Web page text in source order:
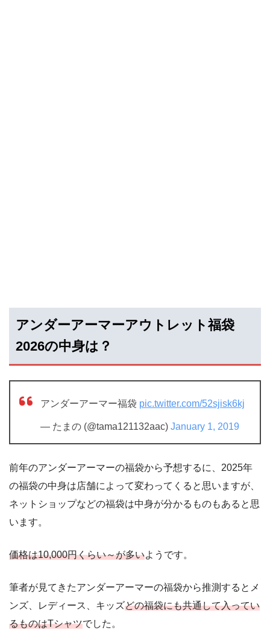
アンダーアーマーアウトレット福袋
2026の中身は？
アンダーアーマー福袋 pic.twitter.com/52sjisk6kj
— たまの (@tama121132aac) January 1, 2019
前年のアンダーアーマーの福袋から予想するに、2025年
の福袋の中身は店舗によって変わってくると思いますが、
ネットショップなどの福袋は中身が分かるものもあると思
います。
価格は10,000円くらい～が多いようです。
筆者が見てきたアンダーアーマーの福袋から推測するとメ
ンズ、レディース、キッズどの福袋にも共通して入ってい
るものはTシャツでした。